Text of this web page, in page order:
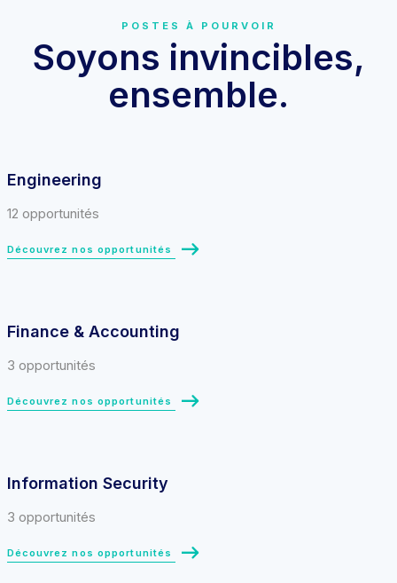
POSTES À POURVOIR
Soyons invincibles,
ensemble.
Engineering
12 opportunités
Découvrez nos opportunités
Finance & Accounting
3 opportunités
Découvrez nos opportunités
Information Security
3 opportunités
Découvrez nos opportunités